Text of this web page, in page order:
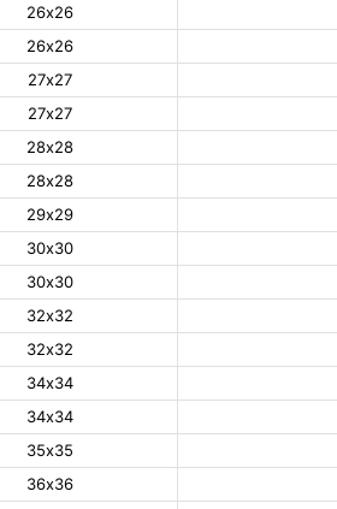
26х26
26х26
27х27
27х27
28х28
28х28
29х29
30х30
30х30
32х32
32х32
34х34
34х34
35х35
36х36